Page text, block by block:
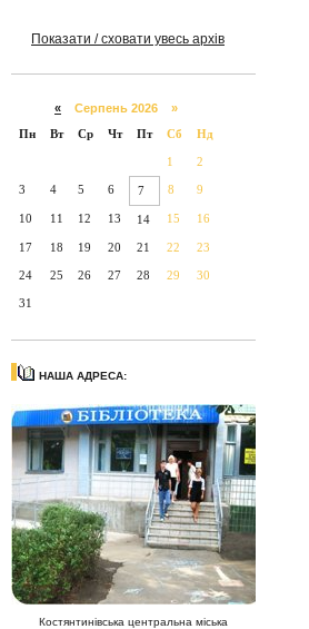
Показати / сховати увесь архів
« Серпень 2026 »
Пн
Вт Ср Чт Пт Сб Нд
1 2
3 4 5 6 7 8 9
10 11 12 13 14 15 16
17 18 19 20 21 22 23
24 25 26 27 28 29 30
31
НАША АДРЕСА:
Костянтинівська центральна міська